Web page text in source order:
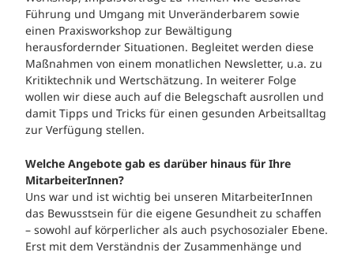
Führung und Umgang mit Unveränderbarem sowie
einen Praxisworkshop zur Bewältigung
herausfordernder Situationen. Begleitet werden diese
Maßnahmen von einem monatlichen Newsletter, u.a. zu
Kritiktechnik und Wertschätzung. In weiterer Folge
wollen wir diese auch auf die Belegschaft ausrollen und
damit Tipps und Tricks für einen gesunden Arbeitsalltag
zur Verfügung stellen.
Welche Angebote gab es darüber hinaus für Ihre
MitarbeiterInnen?
Uns war und ist wichtig bei unseren MitarbeiterInnen
das Bewusstsein für die eigene Gesundheit zu schaffen
– sowohl auf körperlicher als auch psychosozialer Ebene.
Erst mit dem Verständnis der Zusammenhänge und